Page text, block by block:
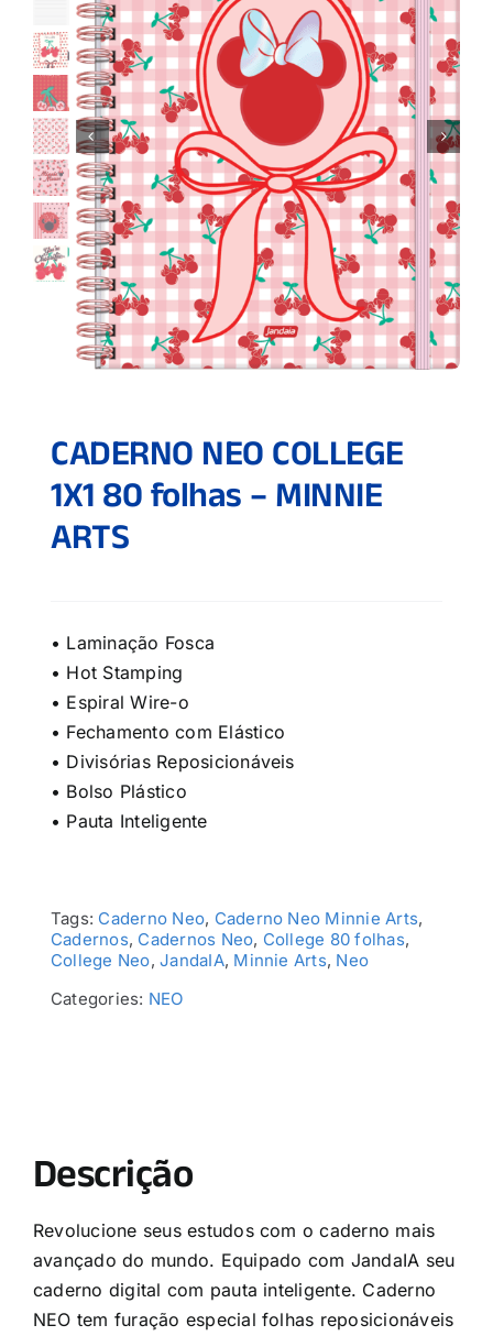
CADERNO NEO COLLEGE
1X1 80 folhas – MINNIE
ARTS
• Laminação Fosca
• Hot Stamping
• Espiral Wire-o
• Fechamento com Elástico
• Divisórias Reposicionáveis
• Bolso Plástico
• Pauta Inteligente
Tags: Caderno Neo, Caderno Neo Minnie Arts,
Cadernos, Cadernos Neo, College 80 folhas,
College Neo,JandaIA, Minnie Arts, Neo
Categories: NEO
Descrição
Revolucione seus estudos com o caderno mais
avançado do mundo. Equipado com JandaIA seu
caderno digital com pauta inteligente. Caderno
NEO tem furação especial folhas reposicionáveis